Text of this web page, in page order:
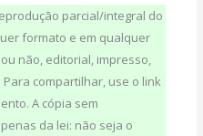
parcial/integral do
formato e em qualquer
não, editorial, impresso,
compartilhar, use o link
A cópia sem
da lei: não seja o